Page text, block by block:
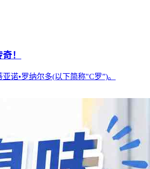
！
诺•罗纳尔多(以下简称"C罗”)。